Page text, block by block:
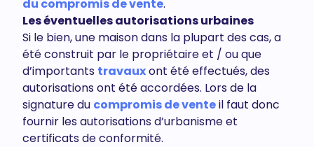
du compromis de vente.
Les éventuelles autorisations urbaines
Si le bien, une maison dans la plupart des cas, a
été construit par le propriétaire et / ou que
d’importants travauxont été effectués, des
autorisations ont été accordées. Lors de la
signature du compromis de venteil faut donc
fournir les autorisations d’urbanisme et
certificats de conformité.